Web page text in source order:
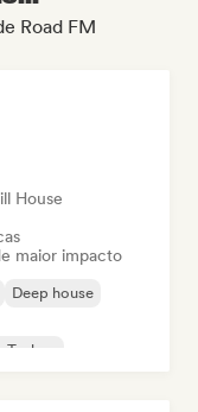
Road FM
House
maior impacto
Deep house